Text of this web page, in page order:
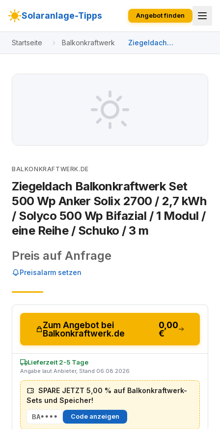
Solaranlage-Tipps Angebot finden
Startseite Balkonkraftwerk
Ziegeldach
Balkonkraftwerk Set
2700 / 2,7 kWh /
BALKONKRAFTWERK.DE
Ziegeldach Balkonkraftwerk Set
500 Wp Anker Solix 2700 / 2,7 kWh
/ Solyco 500 Wp Bifazial / 1 Modul /
eine Reihe / Schuko / 3 m
Preis auf Anfrage
Preisalarm setzen
Zum Angebot bei
Balkonkraftwerk.de
0,00
€
Lieferzeit 2-5 Tage
Angabe laut Anbieter, Stand 06.08.2026
SPARE JETZT 5,00 % auf Balkonkraftwerk-
Sets und Speicher!
BA•••• Code anzeigen